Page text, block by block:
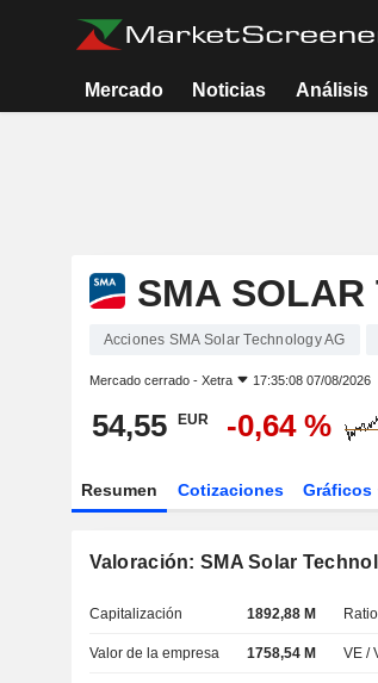
Mercado Noticias Análisis
SMA SOLAR
Acciones SMA Solar Technology AG
Mercado cerrado - Xetra 17:35:08 07/08/2026
54,55 EUR -0,64 %
Resumen Cotizaciones Gráficos
Valoración: SMA Solar
Capitalización 1892,88 M
Valor de la empresa 1758,54 M VE /